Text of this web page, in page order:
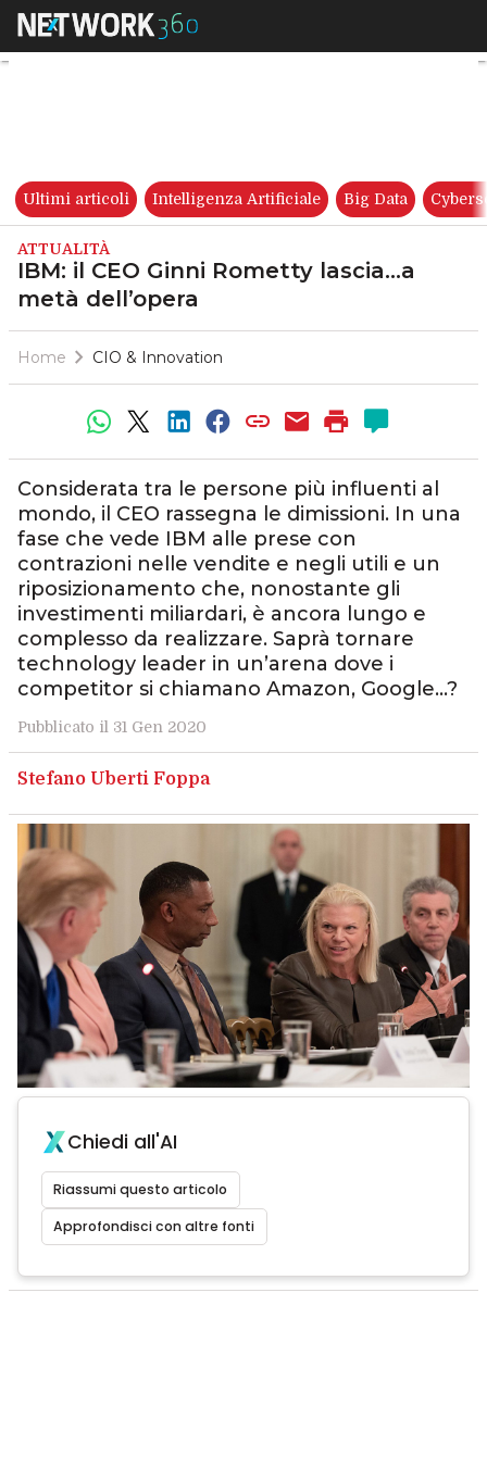
IBM: il CEO Ginni Rometty
Ultimi articoli Intelligenza Artificiale Big Data
ATTUALITÀ
IBM: il CEO Ginni Rometty lascia…a
metà dell’opera
Home CIO & Innovation
Considerata tra le persone più influenti al
mondo, il CEO rassegna le dimissioni. In una
fase che vede IBM alle prese con
contrazioni nelle vendite e negli utili e un
riposizionamento che, nonostante gli
investimenti miliardari, è ancora lungo e
complesso da realizzare. Saprà tornare
technology leader in un’arena dove i
competitor si chiamano Amazon, Google…?
Pubblicato il 31 Gen 2020
Stefano Uberti Foppa
Chiedi all'AI
Riassumi questo articolo
Approfondisci con altre fonti